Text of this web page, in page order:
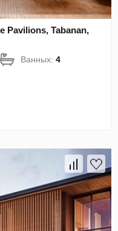
Pavilions, Tabanan,
Ванных:4